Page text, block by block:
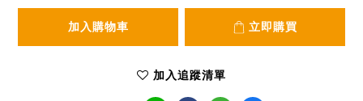
加入購物車 立即購買
加入追蹤清單